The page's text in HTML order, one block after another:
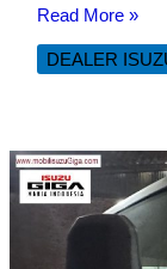
Truk
Bak
Besi
Gas
Isuzu
NMR
Read More »
DEALER